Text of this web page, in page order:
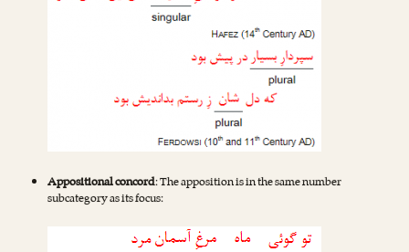
Appositional concord: The apposition is in the same number
subcategory as its focus: